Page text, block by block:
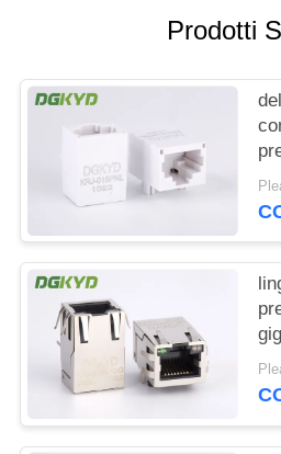
NORME
SULLA
PRIVACY
Prodotti